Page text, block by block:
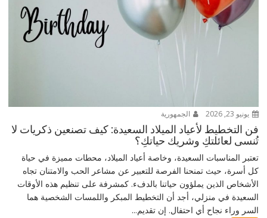
يونيو 23, 2026 الجمهورية
فن التخطيط لأعياد الميلاد السعيدة: كيف تصنعين ذكريات لا
تُنسى لعائلتكِ وشريك حياتكِ؟
تعتبر المناسبات السعيدة، وخاصة أعياد الميلاد، محطات مميزة في حياة
كل أسرة، حيث تمنحنا الفرصة للتعبير عن مشاعر الحب والامتنان تجاه
الأشخاص الذين يملؤون حياتنا بالدفء. كمشرفة على تنظيم هذه الأوقات
السعيدة في منزلي، أجد أن التخطيط المبكر واللمسات الشخصية هما
السر وراء نجاح أي احتفال. إن تقديم...